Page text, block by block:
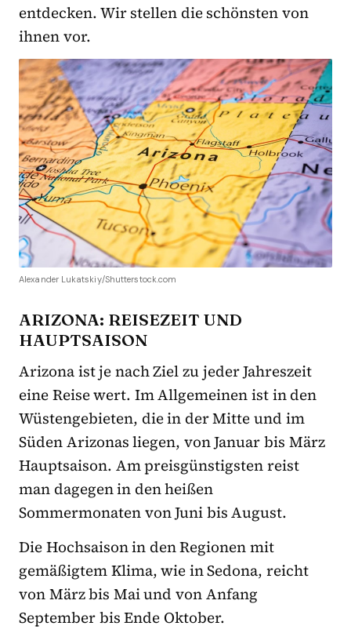
entdecken. Wir stellen die schönsten von
ihnen vor.
Alexander Lukatskiy/Shutterstock.com
ARIZONA: REISEZEIT UND
HAUPTSAISON
Arizona ist je nach Ziel zu jeder Jahreszeit
eine Reise wert. Im Allgemeinen ist in den
Wüstengebieten, die in der Mitte und im
Süden Arizonas liegen, von Januar bis März
Hauptsaison. Am preisgünstigsten reist
man dagegen in den heißen
Sommermonaten von Juni bis August.
Die Hochsaison in den Regionen mit
gemäßigtem Klima, wie in Sedona, reicht
von März bis Mai und von Anfang
September bis Ende Oktober.